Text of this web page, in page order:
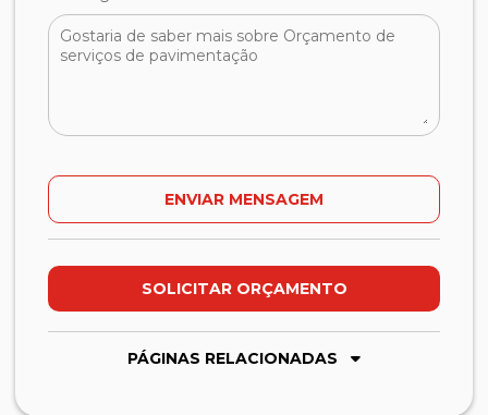
SOLICITAR ORÇAMENTO
PÁGINAS RELACIONADAS